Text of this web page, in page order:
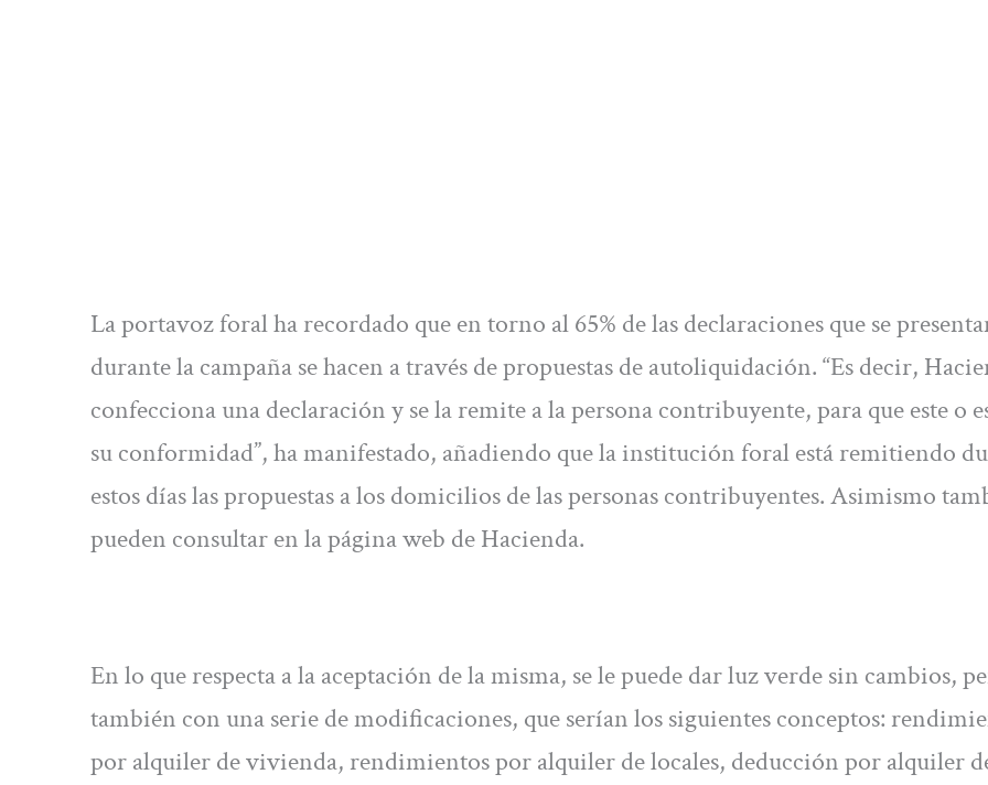
La portavoz foral ha recordado que en torno al 65% de las declaraciones que se
durante la campaña se hacen a través de propuestas de autoliquidación. “Es decir,
confecciona una declaración y se la remite a la persona contribuyente, para que este o
su conformidad”, ha manifestado, añadiendo que la institución foral está remitiendo
estos días las propuestas a los domicilios de las personas contribuyentes. Asimismo
pueden consultar en la página web de Hacienda.
En lo que respecta a la aceptación de la misma, se le puede dar luz verde sin cambios,
también con una serie de modificaciones, que serían los siguientes conceptos:
por alquiler de vivienda, rendimientos por alquiler de locales, deducción por alquiler